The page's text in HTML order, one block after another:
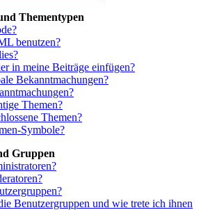
Thementypen
benutzen?
in meine Beiträge einfügen?
Bekanntmachungen?
Themen?
Themen?
Symbole?
Gruppen
Benutzergruppen und wie trete ich ihnen